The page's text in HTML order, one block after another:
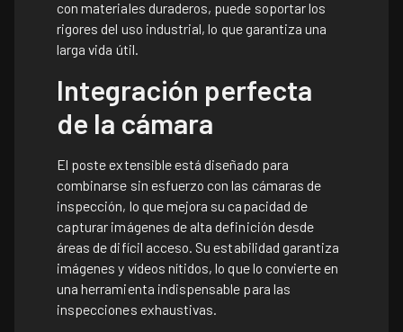
con materiales duraderos, puede soportar los
rigores del uso industrial, lo que garantiza una
larga vida útil.
Integración perfecta
de la cámara
El poste extensible está diseñado para
combinarse sin esfuerzo con las cámaras de
inspección, lo que mejora su capacidad de
capturar imágenes de alta definición desde
áreas de difícil acceso. Su estabilidad garantiza
imágenes y vídeos nítidos, lo que lo convierte en
una herramienta indispensable para las
inspecciones exhaustivas.